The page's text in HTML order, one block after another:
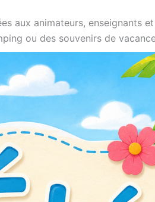
aux animateurs, enseignants
ou des souvenirs de